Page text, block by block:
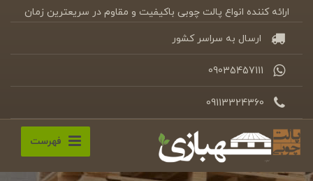
ارائه کننده انواع پالت چوبی باکیفیت و مقاوم در سریعترین زمان
ارسال به سراسر کشور
09035457111
09113324360
فهرست